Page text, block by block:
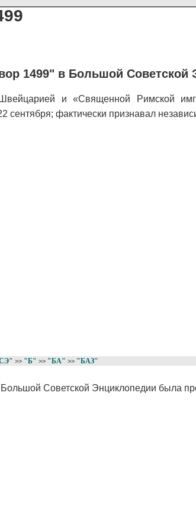
1499" в Большой Советской
и «Священной Римской
сентября; фактически признавал
>> "Б" >> "БА" >> "БАЗ"
Советской Энциклопедии была